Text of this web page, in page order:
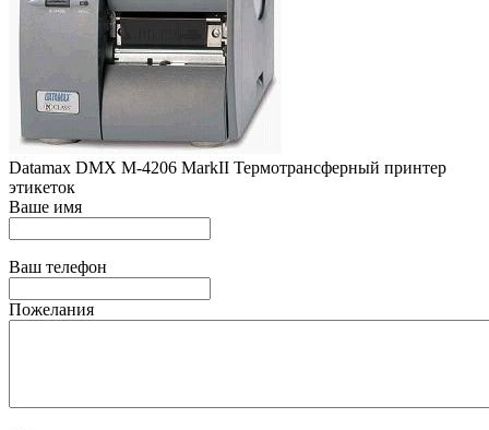
Datamax DMX M-4206 MarkII Термотрансферный принтер
этикеток
Ваше имя
Ваш телефон
Пожелания